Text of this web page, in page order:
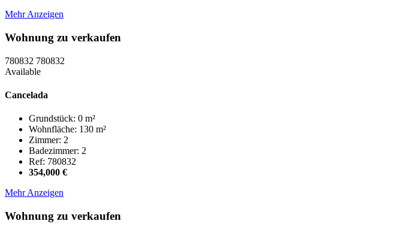
Mehr Anzeigen
Wohnung zu verkaufen
780832 780832
Available
Cancelada
Grundstück: 0 m²
Wohnfläche: 130 m²
Zimmer: 2
Badezimmer: 2
Ref: 780832
354,000 €
Mehr Anzeigen
Wohnung zu verkaufen